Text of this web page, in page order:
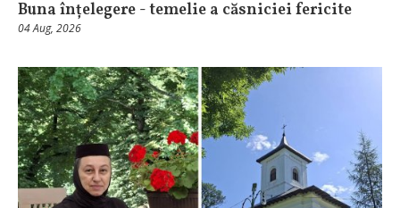
Buna înțelegere - temelie a căsniciei fericite
04 Aug, 2026